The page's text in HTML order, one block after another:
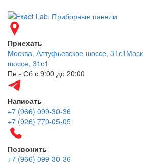
Приехать
Москва, Алтуфьевское шоссе, 31с1
шоссе, 31с1
Пн - Сб с 9:00 до 20:00
Написать
+7 (966) 099-30-36
+7 (926) 770-05-05
Позвонить
+7 (966) 099-30-36